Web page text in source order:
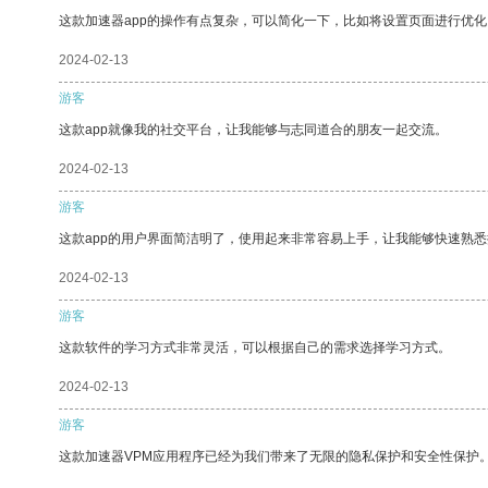
这款加速器app的操作有点复杂，可以简化一下，比如将设置页面进行优化
2024-02-13
游客
这款app就像我的社交平台，让我能够与志同道合的朋友一起交流。
2024-02-13
游客
这款app的用户界面简洁明了，使用起来非常容易上手，让我能够快速熟悉
2024-02-13
游客
这款软件的学习方式非常灵活，可以根据自己的需求选择学习方式。
2024-02-13
游客
这款加速器VPM应用程序已经为我们带来了无限的隐私保护和安全性保护。